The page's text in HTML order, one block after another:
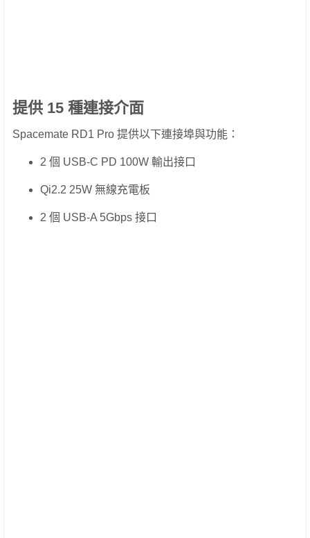
提供 15 種連接介面
Spacemate RD1 Pro 提供以下連接埠與功能：
2 個 USB-C PD 100W 輸出接口
Qi2.2 25W 無線充電板
2 個 USB-A 5Gbps 接口